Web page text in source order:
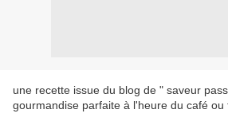
une recette issue du blog de " saveur
gourmandise parfaite à l'heure du café ou